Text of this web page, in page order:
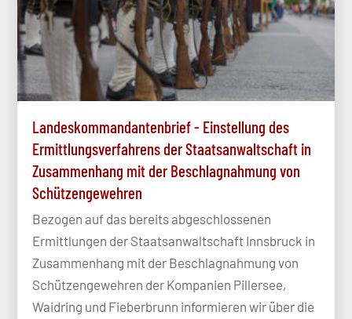
Landeskommandantenbrief - Einstellung des
Ermittlungsverfahrens der Staatsanwaltschaft in
Zusammenhang mit der Beschlagnahmung von
Schützengewehren
Bezogen auf das bereits abgeschlossenen
Ermittlungen der Staatsanwaltschaft Innsbruck in
Zusammenhang mit der Beschlagnahmung von
Schützengewehren der Kompanien Pillersee,
Waidring und Fieberbrunn informieren wir über die